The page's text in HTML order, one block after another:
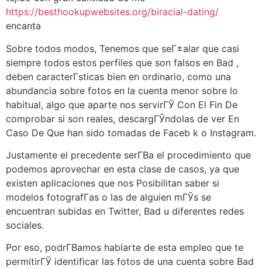
https://besthookupwebsites.org/biracial-dating/
encanta
Sobre todos modos, Tenemos que seГ±alar que casi
siempre todos estos perfiles que son falsos en Bad ,
deben caracterГ­sticas bien en ordinario, como una
abundancia sobre fotos en la cuenta menor sobre lo
habitual, algo que aparte nos servirГЎ Con El Fin De
comprobar si son reales, descargГЎndolas de ver En
Caso De Que han sido tomadas de Faceb k o Instagram.
Justamente el precedente serГ­В­a el procedimiento que
podemos aprovechar en esta clase de casos, ya que
existen aplicaciones que nos Posibilitan saber si
modelos fotografГ­as o las de alguien mГЎs se
encuentran subidas en Twitter, Bad u diferentes redes
sociales.
Por eso, podrГ­В­amos hablarte de esta empleo que te
permitirГЎ identificar las fotos de una cuenta sobre Bad